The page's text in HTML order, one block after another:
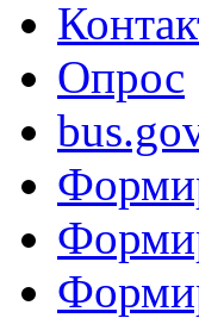
Опрос